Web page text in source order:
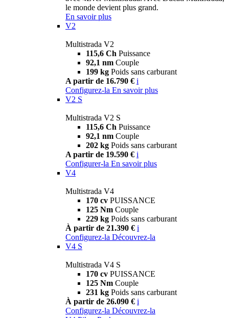
le monde devient plus grand.
En savoir plus
V2
Multistrada V2
115,6 Ch Puissance
92,1 nm Couple
199 kg Poids sans carburant
A partir de 16.790 € i
Configurez-la En savoir plus
V2 S
Multistrada V2 S
115,6 Ch Puissance
92,1 nm Couple
202 kg Poids sans carburant
A partir de 19.590 € i
Configurer-la En savoir plus
V4
Multistrada V4
170 cv PUISSANCE
125 Nm Couple
229 kg Poids sans carburant
À partir de 21.390 € i
Configurez-la Découvrez-la
V4 S
Multistrada V4 S
170 cv PUISSANCE
125 Nm Couple
231 kg Poids sans carburant
À partir de 26.090 € i
Configurez-la Découvrez-la